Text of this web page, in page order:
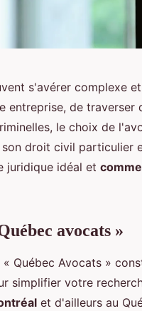
s'avérer complexe et
entreprise, de traverser
le choix de
droit civil particulier
juridique idéal et
avocats »
« Québec Avocats »
simplifier votre
et d'ailleurs au